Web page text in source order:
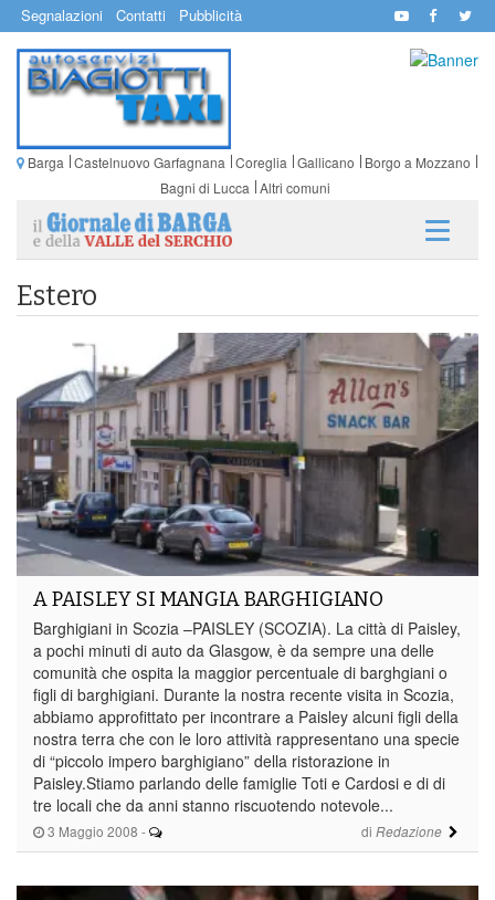
Segnalazioni Contatti Pubblicità
Barga Castelnuovo Garfagnana Coreglia Gallicano
Borgo a Mozzano
Bagni di Lucca Altri comuni
Estero
3 Maggio 2008 - di Redazione
A PAISLEY SI MANGIA BARGHIGIANO
Barghigiani in Scozia –PAISLEY (SCOZIA). La città di Paisley,
a pochi minuti di auto da Glasgow, è da sempre una delle
comunità che ospita la maggior percentuale di barghgiani o
figli di barghigiani. Durante la nostra recente visita in Scozia,
abbiamo approfittato per incontrare a Paisley alcuni figli della
nostra terra che con le loro attività rappresentano una specie
di “piccolo impero barghigiano” della ristorazione in
Paisley.Stiamo parlando delle famiglie Toti e Cardosi e di di
tre locali che da anni stanno riscuotendo notevole...